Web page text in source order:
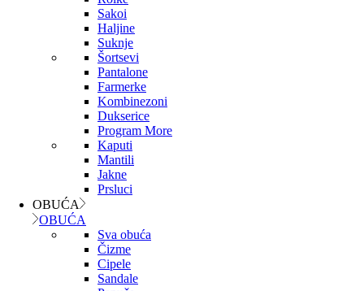
Sakoi
Haljine
Suknje
Šortsevi
Pantalone
Farmerke
Kombinezoni
Dukserice
Program More
Kaputi
Mantili
Jakne
Prsluci
OBUĆA
OBUĆA
Sva obuća
Čizme
Cipele
Sandale